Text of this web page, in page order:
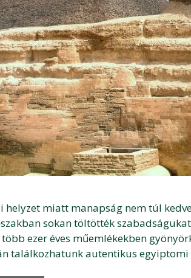
helyzet miatt manapság nem túl
sokan töltötték
ezer éves műemlékekben
találkozhatunk autentikus egyiptomi